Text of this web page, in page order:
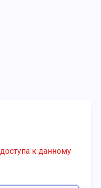
к данному